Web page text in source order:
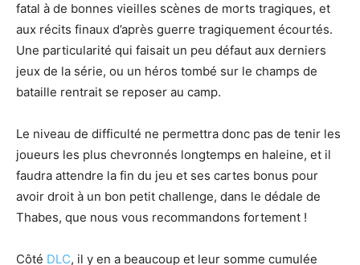
fatal à de bonnes vieilles scènes de morts tragiques, et
aux récits finaux d’après guerre tragiquement écourtés.
Une particularité qui faisait un peu défaut aux derniers
jeux de la série, ou un héros tombé sur le champs de
bataille rentrait se reposer au camp.
Le niveau de difficulté ne permettra donc pas de tenir les
joueurs les plus chevronnés longtemps en haleine, et il
faudra attendre la fin du jeu et ses cartes bonus pour
avoir droit à un bon petit challenge, dans le dédale de
Thabes, que nous vous recommandons fortement !
Côté DLC, il y en a beaucoup et leur somme cumulée